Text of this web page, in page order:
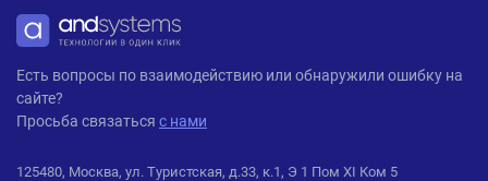
ANDPRO
Есть вопросы по взаимодействию или обнаружили ошибку на
сайте?
Просьба связаться с нами
125480, Москва, ул. Туристская, д.33, к.1, Э 1 Пом XI Ком 5